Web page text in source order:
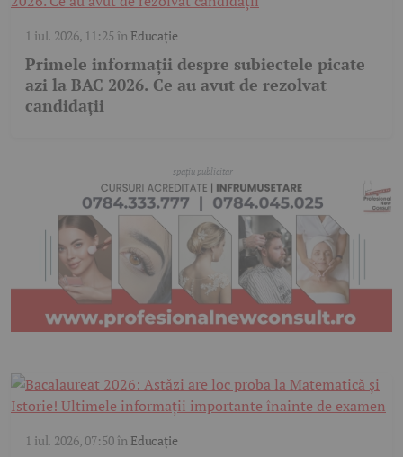
1 iul. 2026, 11:25 în Educație
Primele informații despre subiectele picate
azi la BAC 2026. Ce au avut de rezolvat
candidații
1 iul. 2026, 07:50în Educație